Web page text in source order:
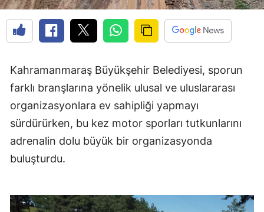
Kahramanmaraş Büyükşehir Belediyesi, sporun
farklı branşlarına yönelik ulusal ve uluslararası
organizasyonlara ev sahipliği yapmayı
sürdürürken, bu kez motor sporları tutkunlarını
adrenalin dolu büyük bir organizasyonda
buluşturdu.